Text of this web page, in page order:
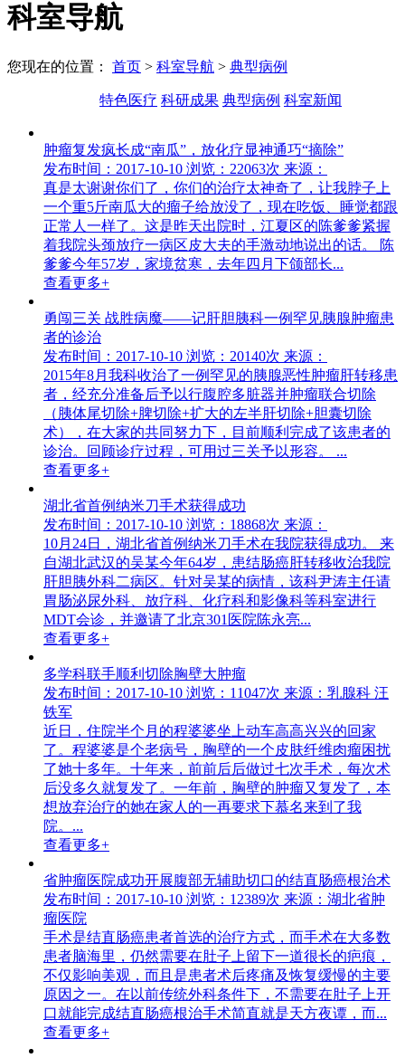
科室导航
您现在的位置： 首页 > 科室导航 > 典型病例
特色医疗 科研成果 典型病例 科室新闻
肿瘤复发疯长成“南瓜”，放化疗显神通巧“摘除”
发布时间：2017-10-10 浏览：22063次 来源：
真是太谢谢你们了，你们的治疗太神奇了，让我脖子上
一个重5斤南瓜大的瘤子给放没了，现在吃饭、睡觉都跟
正常人一样了。这是昨天出院时，江夏区的陈爹爹紧握
着我院头颈放疗一病区皮大夫的手激动地说出的话。 陈
爹爹今年57岁，家境贫寒，去年四月下颌部长...
查看更多+
勇闯三关 战胜病魔——记肝胆胰科一例罕见胰腺肿瘤患
者的诊治
发布时间：2017-10-10 浏览：20140次 来源：
2015年8月我科收治了一例罕见的胰腺恶性肿瘤肝转移患
者，经充分准备后予以行腹腔多脏器并肿瘤联合切除
（胰体尾切除+脾切除+扩大的左半肝切除+胆囊切除
术），在大家的共同努力下，目前顺利完成了该患者的
诊治。回顾诊疗过程，可用过三关予以形容。 ...
查看更多+
湖北省首例纳米刀手术获得成功
发布时间：2017-10-10 浏览：18868次 来源：
10月24日，湖北省首例纳米刀手术在我院获得成功。 来
自湖北武汉的吴某今年64岁，患结肠癌肝转移收治我院
肝胆胰外科二病区。针对吴某的病情，该科尹涛主任请
胃肠泌尿外科、放疗科、化疗科和影像科等科室进行
MDT会诊，并邀请了北京301医院陈永亮...
查看更多+
多学科联手顺利切除胸壁大肿瘤
发布时间：2017-10-10 浏览：11047次 来源：乳腺科 汪
铁军
近日，住院半个月的程婆婆坐上动车高高兴兴的回家
了。程婆婆是个老病号，胸壁的一个皮肤纤维肉瘤困扰
了她十多年。十年来，前前后后做过七次手术，每次术
后没多久就复发了。一年前，胸壁的肿瘤又复发了，本
想放弃治疗的她在家人的一再要求下慕名来到了我
院。...
查看更多+
省肿瘤医院成功开展腹部无辅助切口的结直肠癌根治术
发布时间：2017-10-10 浏览：12389次 来源：湖北省肿
瘤医院
手术是结直肠癌患者首选的治疗方式，而手术在大多数
患者脑海里，仍然需要在肚子上留下一道很长的疤痕，
不仅影响美观，而且是患者术后疼痛及恢复缓慢的主要
原因之一。在以前传统外科条件下，不需要在肚子上开
口就能完成结直肠癌根治手术简直就是天方夜谭，而...
查看更多+